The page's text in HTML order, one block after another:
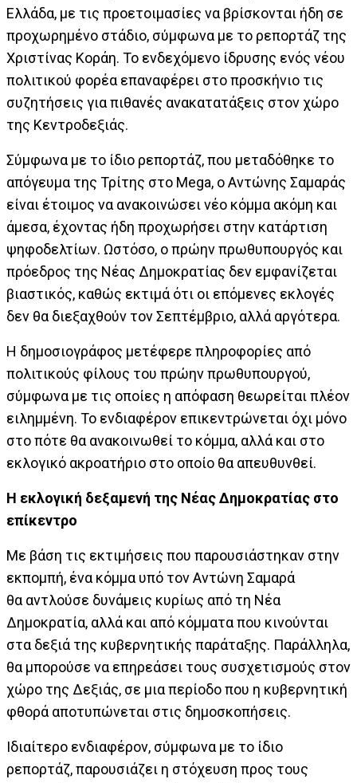
Ελλάδα, με τις προετοιμασίες να βρίσκονται ήδη σε
προχωρημένο στάδιο, σύμφωνα με το ρεπορτάζ της
Χριστίνας Κοράη. Το ενδεχόμενο ίδρυσης ενός νέου
πολιτικού φορέα επαναφέρει στο προσκήνιο τις
συζητήσεις για πιθανές ανακατατάξεις στον χώρο
της Κεντροδεξιάς.
Σύμφωνα με το ίδιο ρεπορτάζ, που μεταδόθηκε το
απόγευμα της Τρίτης στο Mega, ο Αντώνης Σαμαράς
είναι έτοιμος να ανακοινώσει νέο κόμμα ακόμη και
άμεσα, έχοντας ήδη προχωρήσει στην κατάρτιση
ψηφοδελτίων. Ωστόσο, ο πρώην πρωθυπουργός και
πρόεδρος της Νέας Δημοκρατίας δεν εμφανίζεται
βιαστικός, καθώς εκτιμά ότι οι επόμενες εκλογές
δεν θα διεξαχθούν τον Σεπτέμβριο, αλλά αργότερα.
Η δημοσιογράφος μετέφερε πληροφορίες από
πολιτικούς φίλους του πρώην πρωθυπουργού,
σύμφωνα με τις οποίες η απόφαση θεωρείται πλέον
ειλημμένη. Το ενδιαφέρον επικεντρώνεται όχι μόνο
στο πότε θα ανακοινωθεί το κόμμα, αλλά και στο
εκλογικό ακροατήριο στο οποίο θα απευθυνθεί.
Η εκλογική δεξαμενή της Νέας Δημοκρατίας στο
επίκεντρο
Με βάση τις εκτιμήσεις που παρουσιάστηκαν στην
εκπομπή, ένα κόμμα υπό τον Αντώνη Σαμαρά
θα αντλούσε δυνάμεις κυρίως από τη Νέα
Δημοκρατία, αλλά και από κόμματα που κινούνται
στα δεξιά της κυβερνητικής παράταξης. Παράλληλα,
θα μπορούσε να επηρεάσει τους συσχετισμούς στον
χώρο της Δεξιάς, σε μια περίοδο που η κυβερνητική
φθορά αποτυπώνεται στις δημοσκοπήσεις.
Ιδιαίτερο ενδιαφέρον, σύμφωνα με το ίδιο
ρεπορτάζ, παρουσιάζει η στόχευση προς τους